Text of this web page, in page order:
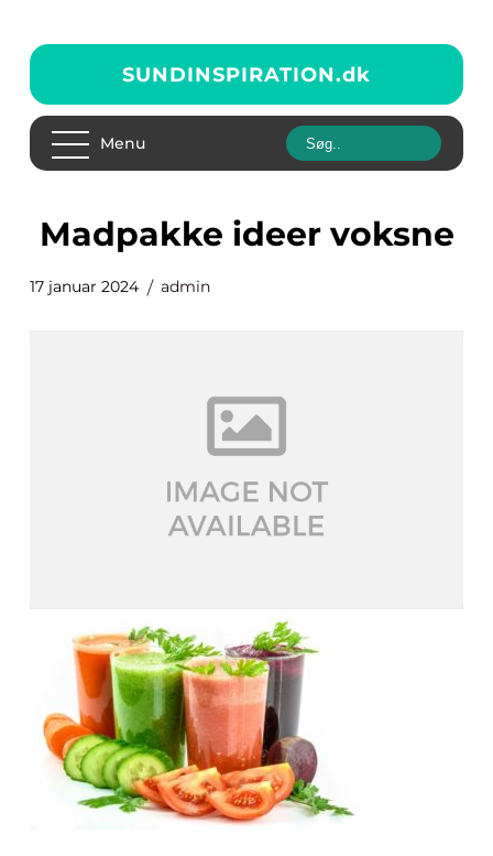
SUNDINSPIRATION.dk
Menu
madpakke ideer voksne
17 januar 2024 admin